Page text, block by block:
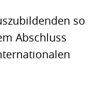
so
Abschluss